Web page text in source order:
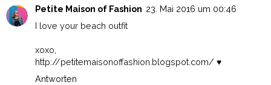
Petite Maison of Fashion 23. Mai 2016 um 00:46
I love your beach outfit
xoxo,
http://petitemaisonoffashion.blogspot.com/ ♥
Antworten